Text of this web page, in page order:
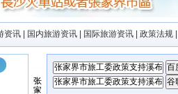
资讯 国内旅游资讯 国际旅游资讯 政策法规